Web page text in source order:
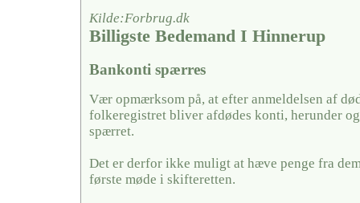
Kilde:Forbrug.dk
Billigste Bedemand I Hinnerup
Bankonti spærres
Vær opmærksom på, at efter anmeldelsen af
folkeregistret bliver afdødes konti, herunder
spærret.
Det er derfor ikke muligt at hæve penge fra
første møde i skifteretten.